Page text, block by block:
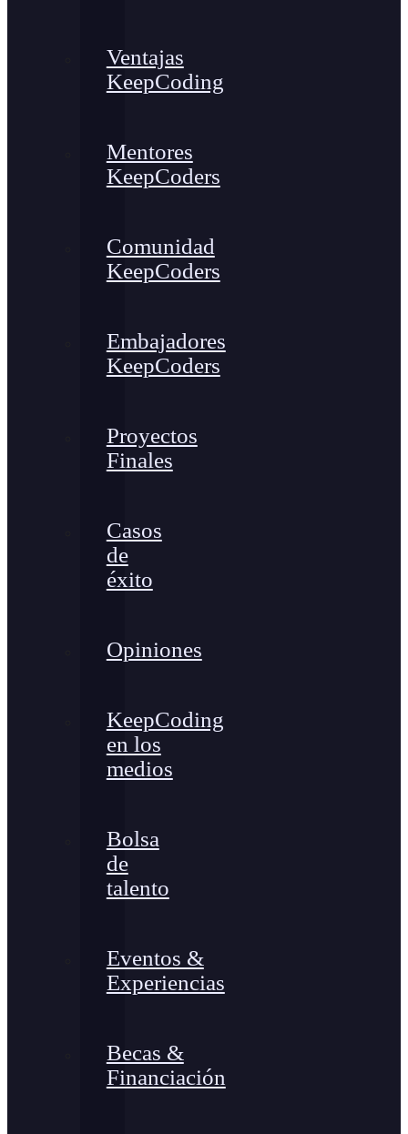
Ventajas
KeepCoding
Mentores
KeepCoders
Comunidad
KeepCoders
Embajadores
KeepCoders
Proyectos
Finales
Casos
de
éxito
Opiniones
KeepCoding
en los
medios
Bolsa
de
talento
Eventos &
Experiencias
Becas &
Financiación